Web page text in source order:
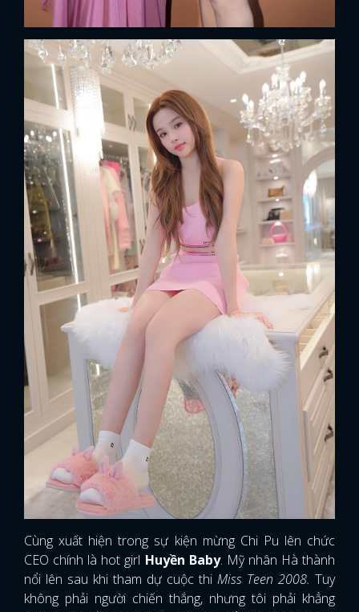
Cùng xuất hiện trong sự kiện mừng Chi Pu lên chức
CEO chính là hot girl Huyền Baby. Mỹ nhân Hà thành
nổi lên sau khi tham dự cuộc thi Miss Teen 2008. Tuy
không phải người chiến thắng, nhưng tôi phải khẳng